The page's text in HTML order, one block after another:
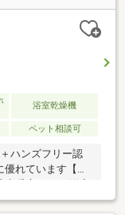
浴室乾燥機
ペット相談可
ハンズフリー認
れています【室
チン・保温浴